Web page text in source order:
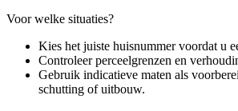
Voor welke situaties?
Kies het juiste huisnummer voordat u
Controleer perceelgrenzen en
Gebruik indicatieve maten als
schutting of uitbouw.